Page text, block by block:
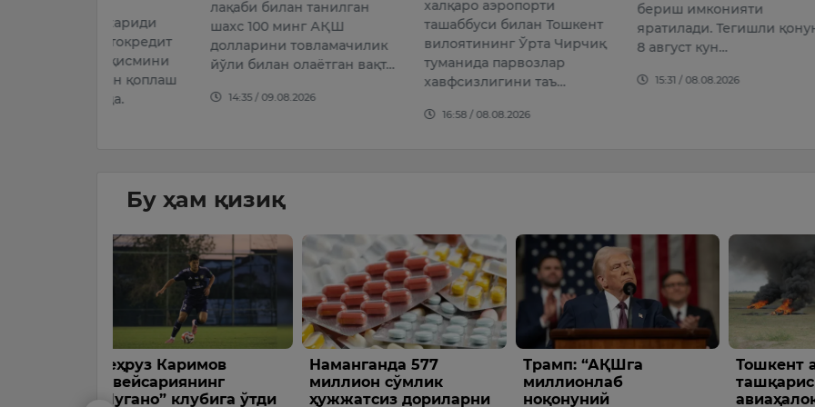
лақаби билан танилган
шахс 100 минг АҚШ
долларини товламачилик
йўли билан олаётган вақт…
14:35 / 09.08.2026
халқаро аэропорти
ташаббуси билан Тошкент
вилоятининг Ўрта Чирчиқ
туманида парвозлар
хавфсизлигини таъ…
16:58 / 08.08.2026
бериш имконияти
яратилади. Тегишли қонун
8 август кун…
15:31 / 08.08.2026
Бу ҳам қизиқ
Наманганда 577
миллион сўмлик
ҳужжатсиз дориларни
Трамп: “АҚШга
миллионлаб
ноқонуний
Тошкент аэропорти
ташқарисида
авиаҳалокат бўйича
АҚШ